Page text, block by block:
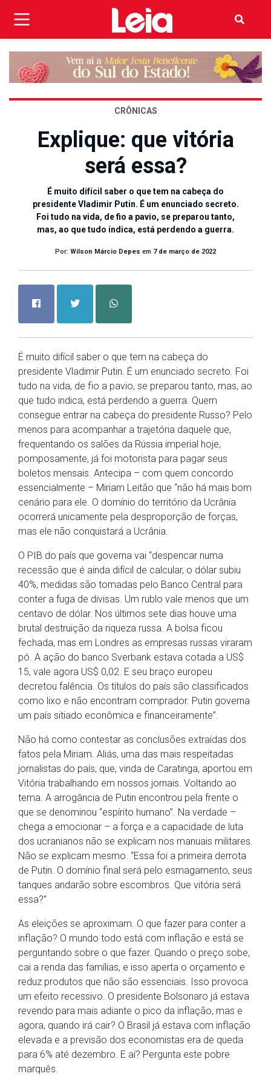
CRÔNICAS
Explique: que vitória
será essa?
É muito difícil saber o que tem na cabeça do
presidente Vladimir Putin. É um enunciado secreto.
Foi tudo na vida, de fio a pavio, se preparou tanto,
mas, ao que tudo indica, está perdendo a guerra.
Por: Wilson Márcio Depes em 7 de março de 2022
É muito difícil saber o que tem na cabeça do
presidente Vladimir Putin. É um enunciado secreto. Foi
tudo na vida, de fio a pavio, se preparou tanto, mas, ao
que tudo indica, está perdendo a guerra. Quem
consegue entrar na cabeça do presidente Russo? Pelo
menos para acompanhar a trajetória daquele que,
frequentando os salões da Rússia imperial hoje,
pomposamente, já foi motorista para pagar seus
boletos mensais. Antecipa – com quem concordo
essencialmente – Miriam Leitão que “não há mais bom
cenário para ele. O domínio do território da Ucrânia
ocorrerá unicamente pela desproporção de forças,
mas ele não conquistará a Ucrânia.
O PIB do país que governa vai “despencar numa
recessão que é ainda difícil de calcular, o dólar subiu
40%, medidas são tomadas pelo Banco Central para
conter a fuga de divisas. Um rublo vale menos que um
centavo de dólar. Nos últimos sete dias houve uma
brutal destruição da riqueza russa. A bolsa ficou
fechada, mas em Londres as empresas russas viraram
pó. A ação do banco Sverbank estava cotada a US$
15, vale agora US$ 0,02. E seu braço europeu
decretou falência. Os títulos do país são classificados
como lixo e não encontram comprador. Putin governa
um país sitiado econômica e financeiramente”.
Não há como contestar as conclusões extraídas dos
fatos pela Miriam. Aliás, uma das mais respeitadas
jornalistas do país, que, vinda de Caratinga, aportou em
Vitória trabalhando em nossos jornais. Voltando ao
tema. A arrogância de Putin encontrou pela frente o
que se denominou “espírito humano”. Na verdade –
chega a emocionar – a força e a capacidade de luta
dos ucranianos não se explicam nos manuais militares.
Não se explicam mesmo. “Essa foi a primeira derrota
de Putin. O domínio final será pelo esmagamento, seus
tanques andarão sobre escombros. Que vitória será
essa?”
As eleições se aproximam. O que fazer para conter a
inflação? O mundo todo está com inflação e está se
perguntando sobre o que fazer. Quando o preço sobe,
cai a renda das famílias, e isso aperta o orçamento e
reduz produtos que não são essenciais. Isso provoca
um efeito recessivo. O presidente Bolsonaro já estava
revendo para mais adiante o pico da inflação, mas e
agora, quando irá cair? O Brasil já estava com inflação
elevada e a previsão dos economistas era de queda
para 6% até dezembro. E aí? Pergunta este pobre
marquês.